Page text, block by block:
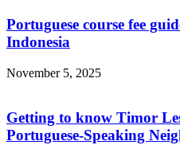
Portuguese course fee
Indonesia
November 5, 2025
Getting to know Timor
Portuguese-Speaking